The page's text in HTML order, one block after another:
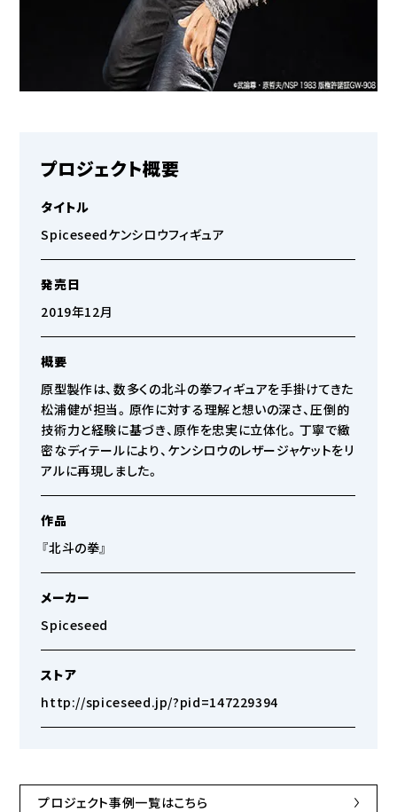
プロジェクト概要
タイトル
Spiceseedケンシロウフィギュア
発売日
2019年12月
概要
原型製作は、数多くの北斗の拳フィギュアを手掛けてきた
松浦健が担当。原作に対する理解と想いの深さ、圧倒的
技術力と経験に基づき、原作を忠実に立体化。丁寧で緻
密なディテールにより、ケンシロウのレザージャケットをリ
アルに再現しました。
作品
『北斗の拳』
メーカー
Spiceseed
ストア
http://spiceseed.jp/?pid=147229394
プロジェクト事例一覧はこちら